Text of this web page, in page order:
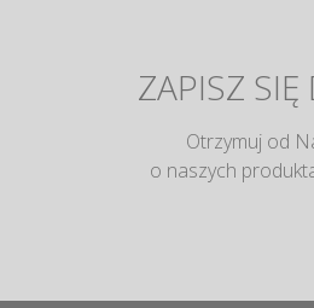
ZAPISZ SIĘ
Otrzymuj od
o naszych